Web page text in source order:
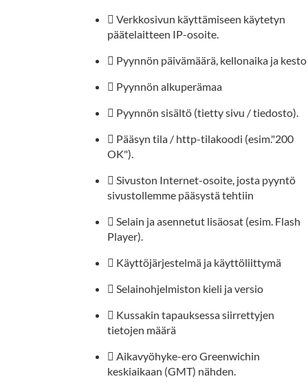
 Verkkosivun käyttämiseen käytetyn
päätelaitteen IP-osoite.
 Pyynnön päivämäärä, kellonaika ja kesto
 Pyynnön alkuperämaa
 Pyynnön sisältö (tietty sivu / tiedosto).
 Pääsyn tila / http-tilakoodi (esim."200
OK").
 Sivuston Internet-osoite, josta pyyntö
sivustollemme pääsystä tehtiin
 Selain ja asennetut lisäosat (esim. Flash
Player).
 Käyttöjärjestelmä ja käyttöliittymä
 Selainohjelmiston kieli ja versio
 Kussakin tapauksessa siirrettyjen
tietojen määrä
 Aikavyöhyke-ero Greenwichin
keskiaikaan (GMT) nähden.